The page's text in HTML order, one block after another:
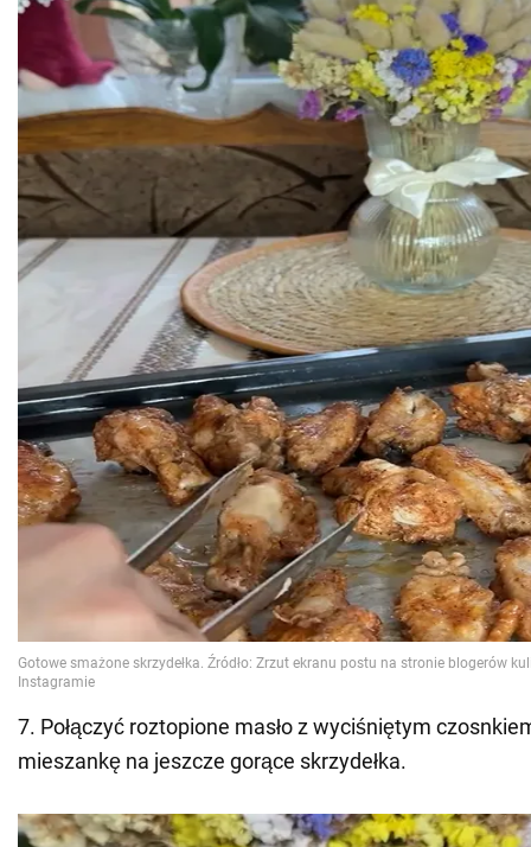
7. Połączyć roztopione masło z wyciśniętym
mieszankę na jeszcze gorące skrzydełka.